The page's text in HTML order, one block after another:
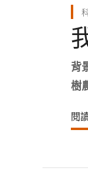
背
樹
閱